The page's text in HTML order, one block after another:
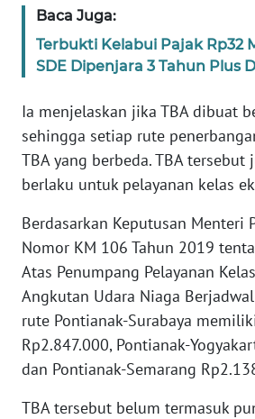
Baca Juga:
Terbukti Kelabui Pajak Rp32
SDE Dipenjara 3 Tahun Plus
Ia menjelaskan jika TBA dibuat
sehingga setiap rute
TBA yang berbeda. TBA tersebut
berlaku untuk pelayanan kelas
Berdasarkan Keputusan Menteri
Nomor KM 106 Tahun 2019
Atas Penumpang Pelayanan
Angkutan Udara Niaga
rute Pontianak-Surabaya
Rp2.847.000, Pontianak-
dan Pontianak-Semarang
TBA tersebut belum termasuk
WN
JABAR
WN
BANTEN
WN
NTT
KEPRI
WN
PAPUA
WN
BARAT